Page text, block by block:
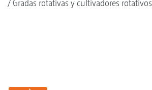
Gradas rotativas y cultivadores rotativos